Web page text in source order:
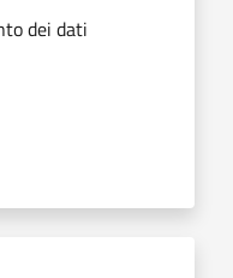
dei dati